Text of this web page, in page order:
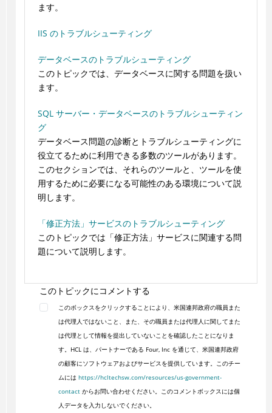
ます。
IIS のトラブルシューティング
データベースのトラブルシューティング
このトピックでは、データベースに関する問題を扱い
ます。
SQL サーバー・データベースのトラブルシューティン
グ
データベース問題の診断とトラブルシューティングに
役立てるために利用できる多数のツールがあります。
このセクションでは、それらのツールと、ツールを使
用するために必要になる可能性のある環境について説
明します。
「修正方法」サービスのトラブルシューティング
このトピックでは「修正方法」サービスに関連する問
題について説明します。
このトピックにコメントする
このボックスをクリックすることにより、米国連邦政府の職員また
は代理人ではないこと、また、その職員または代理人に関してまた
は代理として情報を提出していないことを確認したことになりま
す。HCL は、パートナーである Four, Inc を通じて、米国連邦政府
の顧客にソフトウェアおよびサービスを提供しています。このチー
ムには https://hcltechsw.com/resources/us-government-
contactからお問い合わせください。このコメントボックスには個
人データを入力しないでください。